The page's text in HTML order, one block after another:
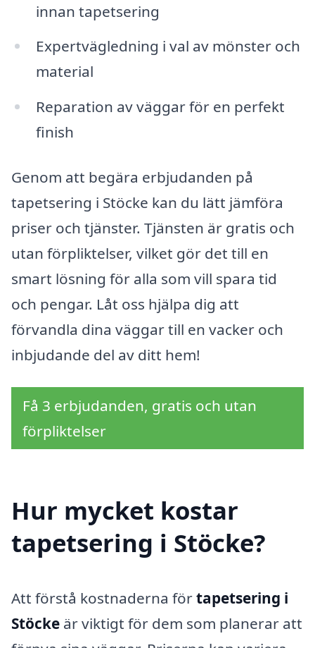
innan tapetsering
Expertvägledning i val av mönster och
material
Reparation av väggar för en perfekt
finish
Genom att begära erbjudanden på
tapetsering i Stöcke kan du lätt jämföra
priser och tjänster. Tjänsten är gratis och
utan förpliktelser, vilket gör det till en
smart lösning för alla som vill spara tid
och pengar. Låt oss hjälpa dig att
förvandla dina väggar till en vacker och
inbjudande del av ditt hem!
Få 3 erbjudanden, gratis och utan
förpliktelser
Hur mycket kostar
tapetsering i Stöcke?
Att förstå kostnaderna förtapetsering i
Stöcke är viktigt för dem som planerar att